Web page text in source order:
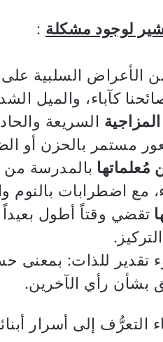
لوجود مشكلة :
الأعراض السلبية على
كآباء، والميل
السريعة
مستمر بالحزن أو
بالمدرسة من
مع اضطرابات بالنوم
تقضي وقتاً أطول بعيداً
سوء تقدير للذات:
بشأن رأي الآخرين.
إلى أسرار